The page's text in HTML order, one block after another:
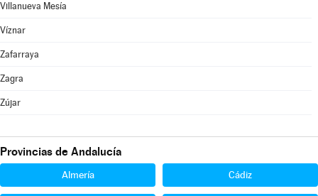
Villanueva Mesía
Víznar
Zafarraya
Zagra
Zújar
Provincias de Andalucía
Almería Cádiz